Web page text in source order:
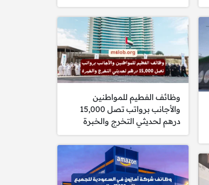
وظائف الفطيم للمواطنين
والأجانب برواتب تصل 15,000
درهم لحديثي التخرج والخبرة